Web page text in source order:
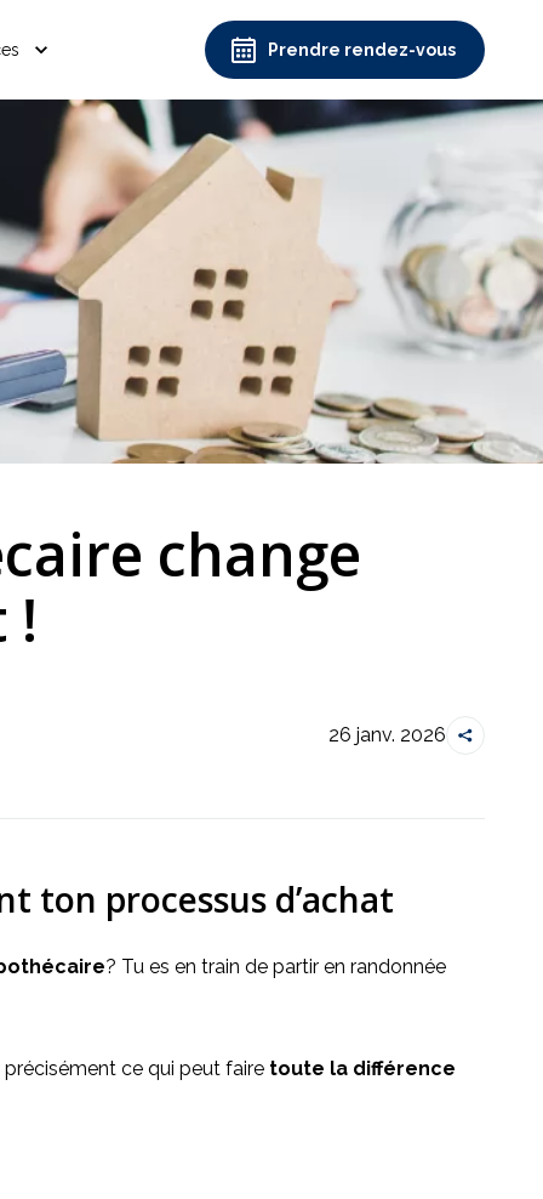
Prendre rendez-vous
change
!
26 janv. 2026
ton processus d’achat
? Tu es en train de partir en randonnée
précisément ce qui peut faire toute la différence